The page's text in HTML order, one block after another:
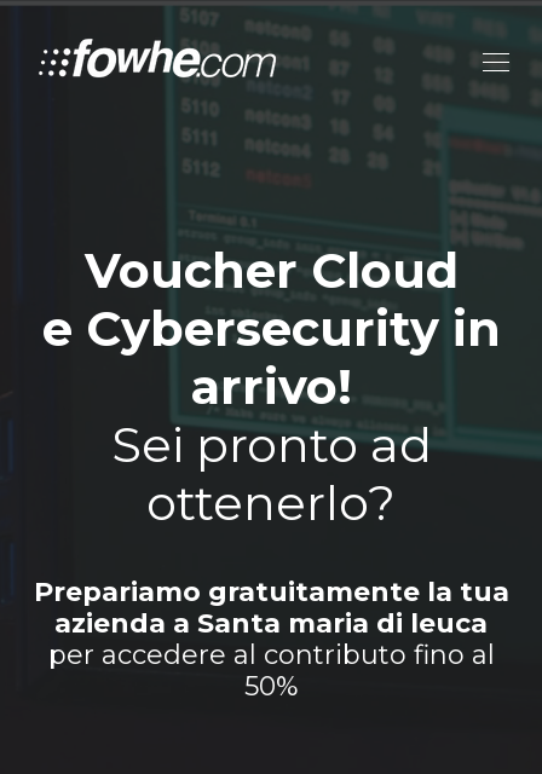
Voucher Cloud
e Cybersecurity in
arrivo!
Sei pronto ad
ottenerlo?
Prepariamo gratuitamente la tua
azienda a Santa maria di leuca
per accedere al contributo fino al
50%